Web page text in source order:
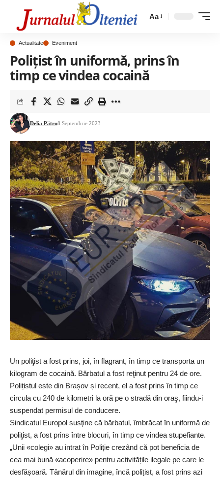
Aa
Actualitate Eveniment
Poliţist în uniformă, prins în
timp ce vindea cocaină
Delia Pătru8 Septembrie 2023
Un poliţist a fost prins, joi, în flagrant, în timp ce transporta un
kilogram de cocaină. Bărbatul a fost reţinut pentru 24 de ore.
Polițistul este din Brașov și recent, el a fost prins în timp ce
circula cu 240 de kilometri la oră pe o stradă din oraş, fiindu-i
suspendat permisul de conducere.
Sindicatul Europol susţine că bărbatul, îmbrăcat în uniformă de
poliţist, a fost prins între blocuri, în timp ce vindea stupefiante.
„Unii «colegi» au intrat în Poliție crezând că pot beneficia de
cea mai bună «acoperire» pentru activitățile ilegale pe care le
desfășoară. Tânărul din imagine, încă polițist, a fost prins azi